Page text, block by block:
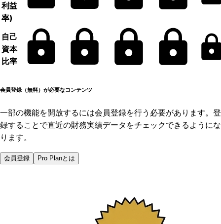
利益
率)
自己
資本
比率
会員登録（無料）が必要なコンテンツ
一部の機能を開放するには会員登録を行う必要があります。登
録することで直近の財務実績データをチェックできるようにな
ります。
会員登録 Pro Planとは